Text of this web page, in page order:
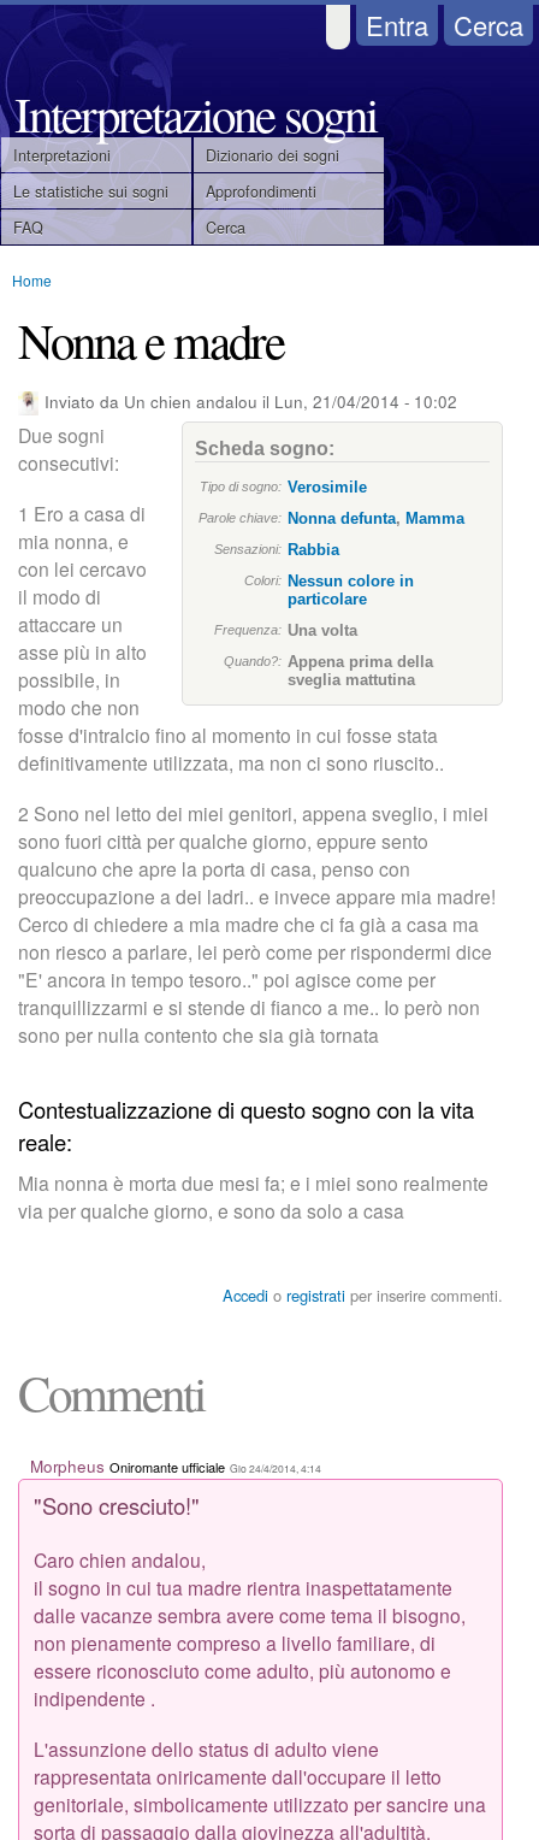
al
contenuto
principale
Cerca
Entra
Interpretazione sogni
M
e
n
u
p
n
p
a
e
Interpretazioni
Dizionario dei sogni
Le statistiche sui sogni
Approfondimenti
FAQ
Cerca
Tu
sei
qui
Home
Nonna e madre
Inviato da Un chien andalou il Lun, 21/04/2014 - 10:02
Scheda sogno:
Tipo di sogno: Verosimile
Parole chiave: Nonna defunta, Mamma
Sensazioni: Rabbia
Colori: Nessun colore in
particolare
Frequenza: Una volta
Quando?: Appena prima della
sveglia mattutina
Due sogni
consecutivi:
1 Ero a casa di
mia nonna, e
con lei cercavo
il modo di
attaccare un
asse più in alto
possibile, in
modo che non
fosse d'intralcio fino al momento in cui fosse stata
definitivamente utilizzata, ma non ci sono riuscito..
2 Sono nel letto dei miei genitori, appena sveglio, i miei
sono fuori città per qualche giorno, eppure sento
qualcuno che apre la porta di casa, penso con
preoccupazione a dei ladri.. e invece appare mia madre!
Cerco di chiedere a mia madre che ci fa già a casa ma
non riesco a parlare, lei però come per rispondermi dice
"E' ancora in tempo tesoro.." poi agisce come per
tranquillizzarmi e si stende di fianco a me.. Io però non
sono per nulla contento che sia già tornata
Contestualizzazione di questo sogno con la vita
reale:
Mia nonna è morta due mesi fa; e i miei sono realmente
via per qualche giorno, e sono da solo a casa
Accedi o registrati per inserire commenti.
Commenti
Morpheus Oniromante ufficiale Gio 24/4/2014, 4:14
"Sono cresciuto!"
Caro chien andalou,
il sogno in cui tua madre rientra inaspettatamente
dalle vacanze sembra avere come tema il bisogno,
non pienamente compreso a livello familiare, di
essere riconosciuto come adulto, più autonomo e
indipendente .
L'assunzione dello status di adulto viene
rappresentata oniricamente dall'occupare il letto
genitoriale, simbolicamente utilizzato per sancire una
sorta di passaggio dalla giovinezza all'adultità.